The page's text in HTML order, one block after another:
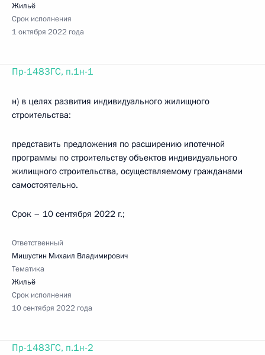
Жильё
Срок исполнения
1 октября 2022 года
Пр-1483ГС, п.1н-1
н) в целях развития индивидуального жилищного
строительства:
представить предложения по расширению ипотечной
программы по строительству объектов индивидуального
жилищного строительства, осуществляемому гражданами
самостоятельно.
Срок – 10 сентября 2022 г.;
Ответственный
Мишустин Михаил Владимирович
Тематика
Жильё
Срок исполнения
10 сентября 2022 года
Пр-1483ГС, п.1н-2